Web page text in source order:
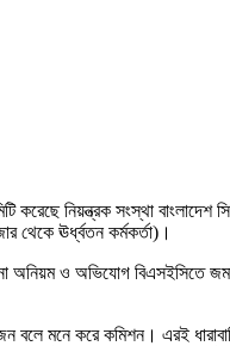
নিয়ন্ত্রক সংস্থা
থেকে ঊর্ধ্বতন কর্মকর্তা)।
অনিয়ম ও অভিযোগ
বলে মনে করে কমিশন। এরই